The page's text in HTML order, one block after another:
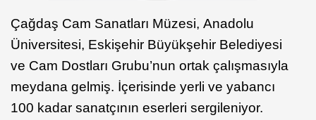
Çağdaş Cam Sanatları Müzesi, Anadolu
Üniversitesi, Eskişehir Büyükşehir Belediyesi
ve Cam Dostları Grubu’nun ortak çalışmasıyla
meydana gelmiş. İçerisinde yerli ve yabancı
100 kadar sanatçının eserleri sergileniyor.